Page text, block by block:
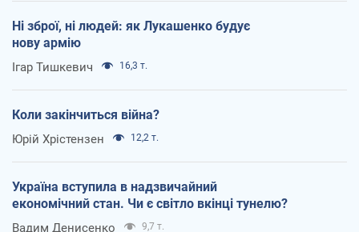
Ні зброї, ні людей: як Лукашенко будує
нову армію
Ігар Тишкевич 16,3 т.
Коли закінчиться війна?
Юрій Хрістензен 12,2 т.
Україна вступила в надзвичайний
економічний стан. Чи є світло вкінці тунелю?
Вадим Денисенко 9,7 т.